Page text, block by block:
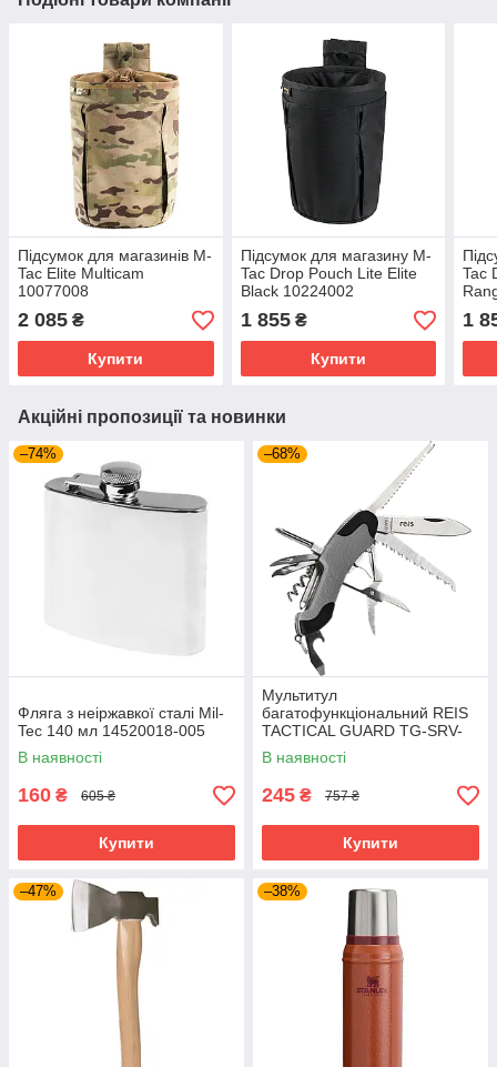
Підсумок для магазинів M-
Tac Elite Multicam
10077008
2 085 ₴
Купити
Підсумок для магазину M-
Tac Drop Pouch Lite Elite
Black 10224002
1 855₴
Купити
Tac
1
Акційні пропозиції та новинки
–74%
Фляга з неіржавкої сталі Mil-
Tec 140 мл 14520018-005
В наявності
160 ₴ 605 ₴
Купити
–68%
Мультитул
багатофункціональний REIS
TACTICAL GUARD TG-SRV-
MFKP-R SB сіро-чорний
В наявності
245 ₴ 757 ₴
Купити
–47% –38%